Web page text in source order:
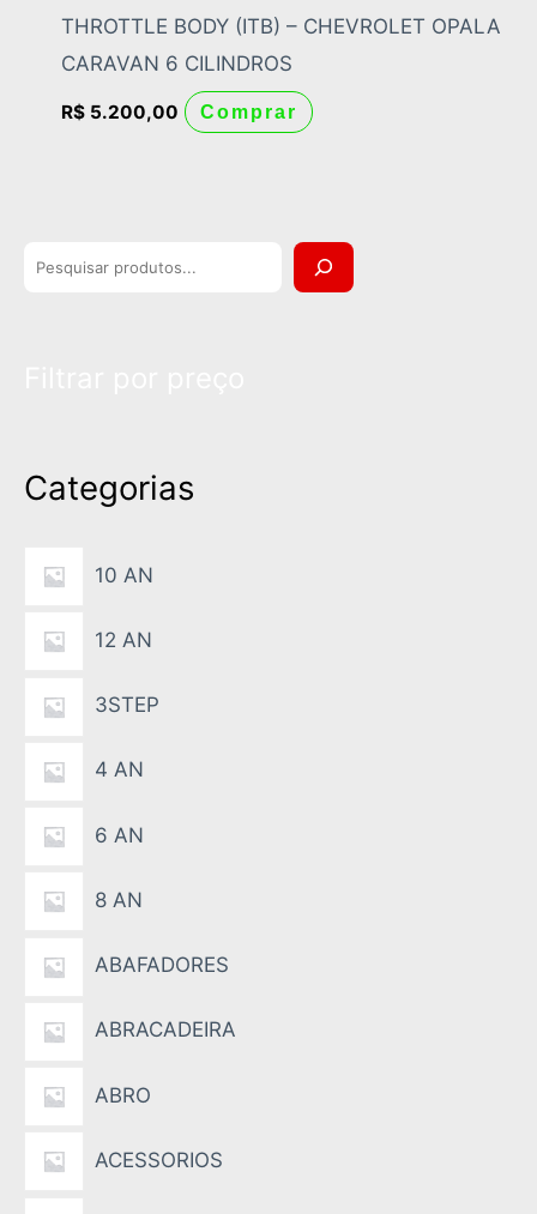
s
Categorias
10 AN
12 AN
3STEP
4 AN
6 AN
8 AN
ABAFADORES
ABRACADEIRA
ABRO
ACESSORIOS
THROTTLE BODY (ITB) – CHEVROLET OPALA
CARAVAN 6 CILINDROS
R$ 5.200,00 Comprar